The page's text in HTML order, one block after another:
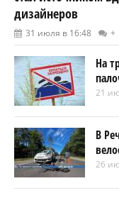
дизайнеров
31 июля в 16:48 +
На
21
В
26